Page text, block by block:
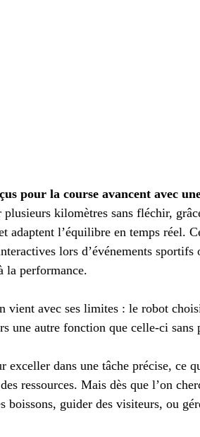
pour la course avancent avec
kilomètres sans fléchir,
adaptent l’équilibre en temps réel.
lors d’événements sportifs
la performance.
vient avec ses limites : le robot
une autre fonction que celle-ci
exceller dans une tâche précise, ce
ressources. Mais dès que l’on
boissons, guider des visiteurs, ou